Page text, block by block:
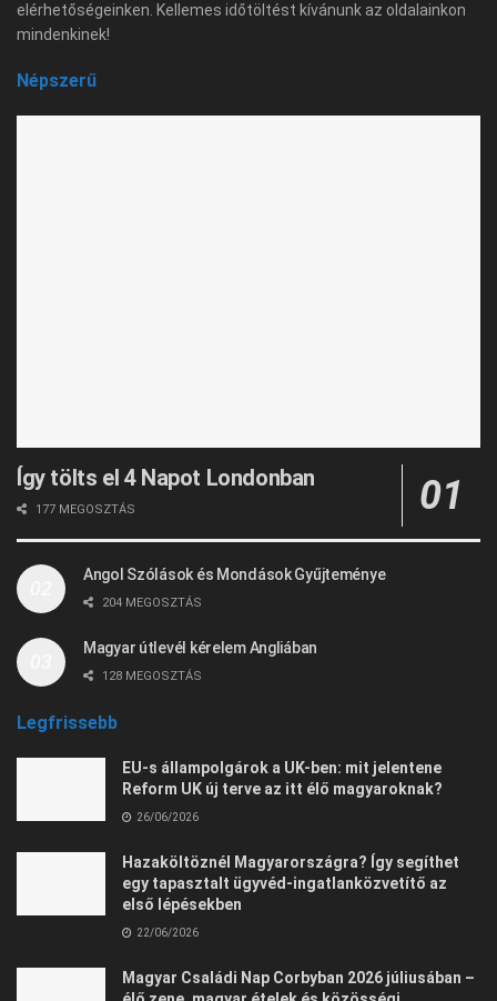
elérhetőségeinken. Kellemes időtöltést kívánunk az oldalainkon
mindenkinek!
Népszerű
Így tölts el 4 Napot Londonban
177 MEGOSZTÁS
Angol Szólások és Mondások Gyűjteménye
204 MEGOSZTÁS
Magyar útlevél kérelem Angliában
128 MEGOSZTÁS
Legfrissebb
EU-s állampolgárok a UK-ben: mit jelentene
Reform UK új terve az itt élő magyaroknak?
26/06/2026
Hazaköltöznél Magyarországra? Így segíthet
egy tapasztalt ügyvéd-ingatlanközvetítő az
első lépésekben
22/06/2026
Magyar Családi Nap Corbyban 2026 júliusában –